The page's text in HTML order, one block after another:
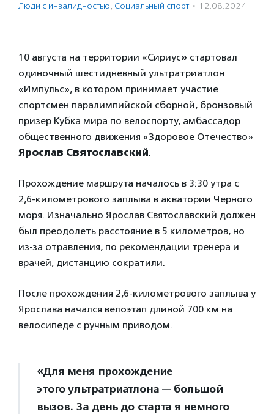
Люди с инвалидностью, Социальный спорт · 12.08.2024
10 августа на территории «Сириус» стартовал
одиночный шестидневный ультратриатлон
«Импульс», в котором принимает участие
спортсмен паралимпийской сборной, бронзовый
призер Кубка мира по велоспорту, амбассадор
общественного движения «Здоровое Отечество»
Ярослав Святославский.
Прохождение маршрута началось в 3:30 утра с
2,6-километрового заплыва в акватории Черного
моря. Изначально Ярослав Святославский должен
был преодолеть расстояние в 5 километров, но
из-за отравления, по рекомендации тренера и
врачей, дистанцию сократили.
После прохождения 2,6-километрового заплыва у
Ярослава начался велоэтап длиной 700 км на
велосипеде с ручным приводом.
«Для меня прохождение
этого ультратриатлона — большой
вызов. За день до старта я немного